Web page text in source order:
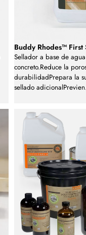
Buddy Rhodes™ First
Sellador a base de
concreto.Reduce la
durabilidadPrepara la
sellado adicionalPrevien